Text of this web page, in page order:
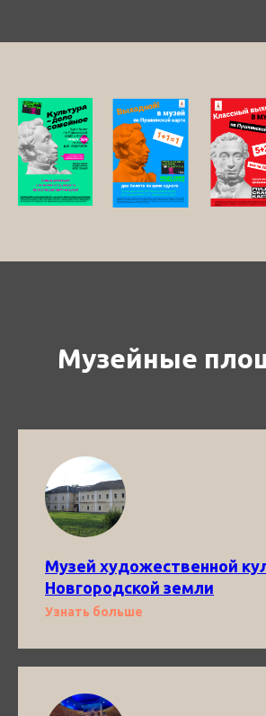
Музейные
Музей художественной
Новгородской земли
Узнать больше